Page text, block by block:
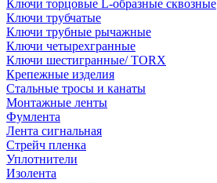
Ключи торцовые L-образные сквозные
Ключи трубчатые
Ключи трубные рычажные
Ключи четырехгранные
Ключи шестигранные/ TORX
Крепежные изделия
Стальные тросы и канаты
Монтажные ленты
Фумлента
Лента сигнальная
Стрейч пленка
Уплотнители
Изолента